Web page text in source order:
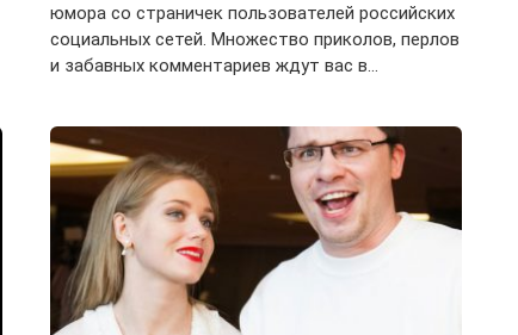
юмора со страничек пользователей российских
социальных сетей. Множество приколов, перлов
и забавных комментариев ждут вас в…